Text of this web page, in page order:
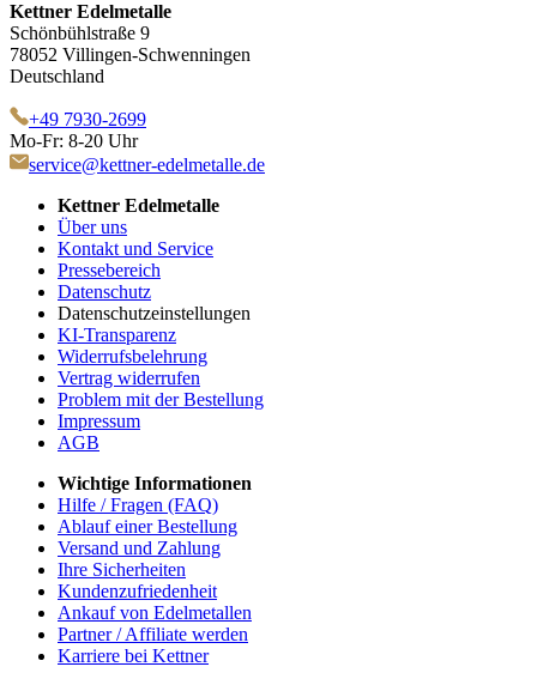
Kettner Edelmetalle
Schönbühlstraße 9
78052 Villingen-Schwenningen
Deutschland
+49 7930-2699
Mo-Fr: 8-20 Uhr
service@kettner-edelmetalle.de
Kettner Edelmetalle
Über uns
Kontakt und Service
Pressebereich
Datenschutz
Datenschutzeinstellungen
KI-Transparenz
Widerrufsbelehrung
Vertrag widerrufen
Problem mit der Bestellung
Impressum
AGB
Wichtige Informationen
Hilfe / Fragen (FAQ)
Ablauf einer Bestellung
Versand und Zahlung
Ihre Sicherheiten
Kundenzufriedenheit
Ankauf von Edelmetallen
Partner / Affiliate werden
Karriere bei Kettner